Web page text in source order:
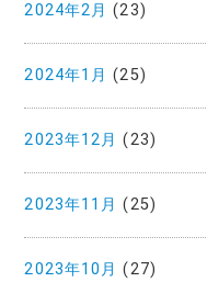
2024年2月 (23)
2024年1月 (25)
2023年12月 (23)
2023年11月 (25)
2023年10月 (27)